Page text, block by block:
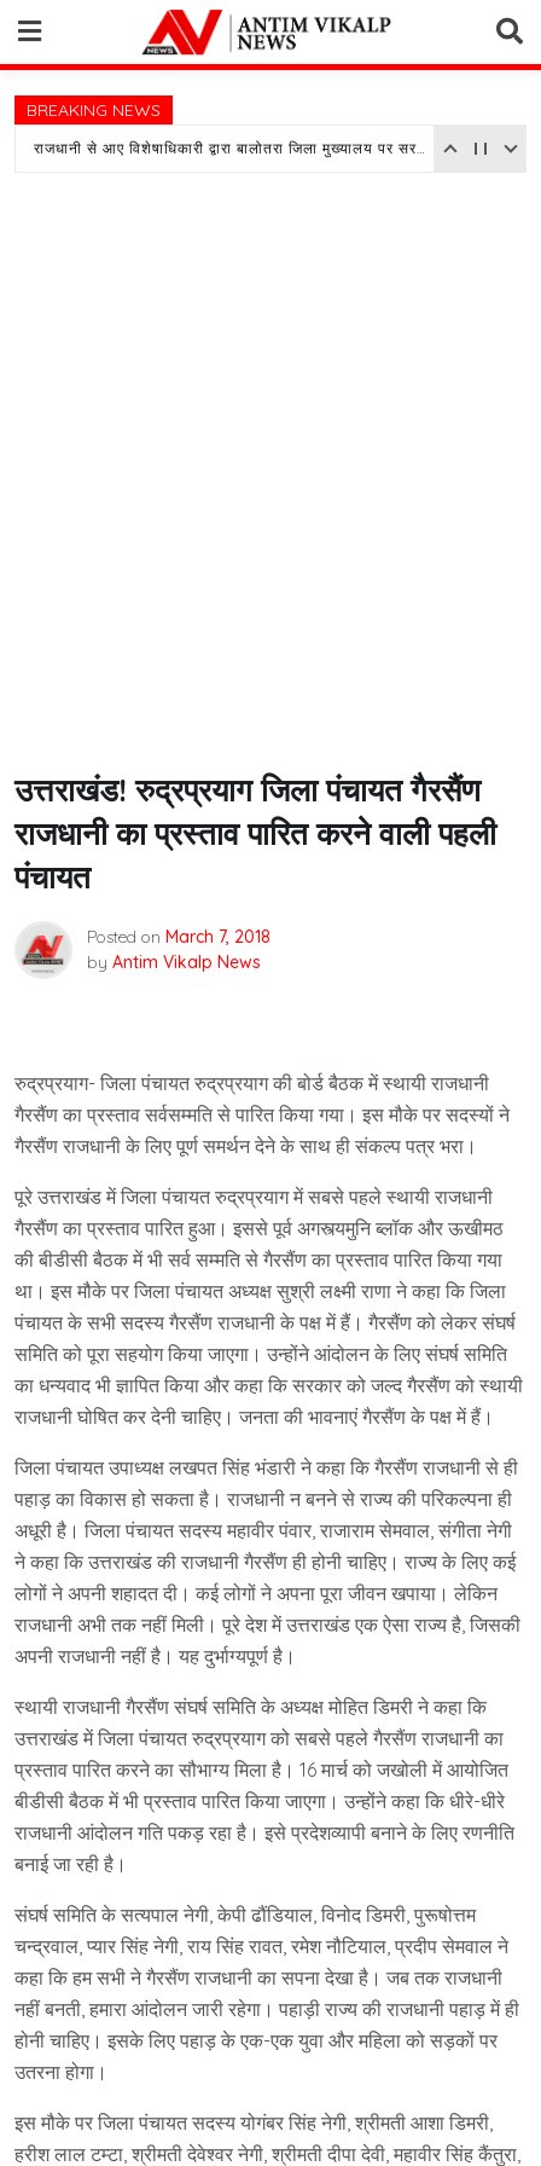
content
BREAKING NEWS
राजधानी से आए विशेषाधिकारी द्वारा बालोतरा जिला मुख्यालय पर सरकारी अस्पताल का किया औचक निरीक्षण
उत्तराखंड! रुद्रप्रयाग जिला पंचायत गैरसैंण
राजधानी का प्रस्ताव पारित करने वाली पहली
पंचायत
Posted on March 7, 2018
by Antim Vikalp News
रुद्रप्रयाग- जिला पंचायत रुद्रप्रयाग की बोर्ड बैठक में स्थायी राजधानी
गैरसैंण का प्रस्ताव सर्वसम्मति से पारित किया गया। इस मौके पर सदस्यों ने
गैरसैंण राजधानी के लिए पूर्ण समर्थन देने के साथ ही संकल्प पत्र भरा।
पूरे उत्तराखंड में जिला पंचायत रुद्रप्रयाग में सबसे पहले स्थायी राजधानी
गैरसैंण का प्रस्ताव पारित हुआ। इससे पूर्व अगस्त्यमुनि ब्लॉक और ऊखीमठ
की बीडीसी बैठक में भी सर्व सम्मति से गैरसैंण का प्रस्ताव पारित किया गया
था। इस मौके पर जिला पंचायत अध्यक्ष सुश्री लक्ष्मी राणा ने कहा कि जिला
पंचायत के सभी सदस्य गैरसैंण राजधानी के पक्ष में हैं। गैरसैंण को लेकर संघर्ष
समिति को पूरा सहयोग किया जाएगा। उन्होंने आंदोलन के लिए संघर्ष समिति
का धन्यवाद भी ज्ञापित किया और कहा कि सरकार को जल्द गैरसैंण को स्थायी
राजधानी घोषित कर देनी चाहिए। जनता की भावनाएं गैरसैंण के पक्ष में हैं।
जिला पंचायत उपाध्यक्ष लखपत सिंह भंडारी ने कहा कि गैरसैंण राजधानी से ही
पहाड़ का विकास हो सकता है। राजधानी न बनने से राज्य की परिकल्पना ही
अधूरी है। जिला पंचायत सदस्य महावीर पंवार, राजाराम सेमवाल, संगीता नेगी
ने कहा कि उत्तराखंड की राजधानी गैरसैंण ही होनी चाहिए। राज्य के लिए कई
लोगों ने अपनी शहादत दी। कई लोगों ने अपना पूरा जीवन खपाया। लेकिन
राजधानी अभी तक नहीं मिली। पूरे देश में उत्तराखंड एक ऐसा राज्य है, जिसकी
अपनी राजधानी नहीं है। यह दुर्भाग्यपूर्ण है।
स्थायी राजधानी गैरसैंण संघर्ष समिति के अध्यक्ष मोहित डिमरी ने कहा कि
उत्तराखंड में जिला पंचायत रुद्रप्रयाग को सबसे पहले गैरसैंण राजधानी का
प्रस्ताव पारित करने का सौभाग्य मिला है। 16 मार्च को जखोली में आयोजित
बीडीसी बैठक में भी प्रस्ताव पारित किया जाएगा। उन्होंने कहा कि धीरे-धीरे
राजधानी आंदोलन गति पकड़ रहा है। इसे प्रदेशव्यापी बनाने के लिए रणनीति
बनाई जा रही है।
संघर्ष समिति के सत्यपाल नेगी, केपी ढौंडियाल, विनोद डिमरी, पुरूषोत्तम
चन्द्रवाल, प्यार सिंह नेगी, राय सिंह रावत, रमेश नौटियाल, प्रदीप सेमवाल ने
कहा कि हम सभी ने गैरसैंण राजधानी का सपना देखा है। जब तक राजधानी
नहीं बनती, हमारा आंदोलन जारी रहेगा। पहाड़ी राज्य की राजधानी पहाड़ में ही
होनी चाहिए। इसके लिए पहाड़ के एक-एक युवा और महिला को सड़कों पर
उतरना होगा।
इस मौके पर जिला पंचायत सदस्य योगंबर सिंह नेगी, श्रीमती आशा डिमरी,
हरीश लाल टम्टा, श्रीमती देवेश्वर नेगी, श्रीमती दीपा देवी, महावीर सिंह कैंतुरा,